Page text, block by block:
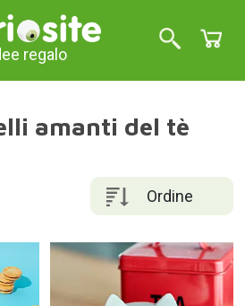
regalo
amanti del tè
Ordine